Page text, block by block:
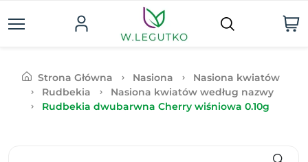
Strona Główna Nasiona
Nasiona kwiatów
Rudbekia
Nasiona kwiatów według nazwy
Rudbekia dwubarwna Cherry wiśniowa 0.10g